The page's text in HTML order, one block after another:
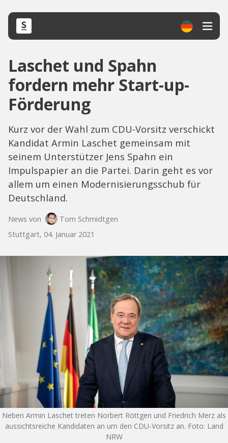
Laschet und Spahn
fordern mehr Start-up-
Förderung
Kurz vor der Wahl zum CDU-Vorsitz verschickt
Kandidat Armin Laschet gemeinsam mit
seinem Unterstützer Jens Spahn ein
Impulspapier an die Partei. Darin geht es vor
allem um einen Modernisierungsschub für
Deutschland.
News von
Tom Schmidtgen
Stuttgart, 04. Januar 2021
Neben Armin Laschet treten Norbert Röttgen und Friedrich Merz als
aussichtsreiche Kandidaten an um den CDU-Vorsitz an. Foto: Land
NRW